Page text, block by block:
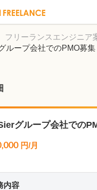
フリーランスエンジニア
ループ会社でのPMO募集
グループ会社での
円/月
内容